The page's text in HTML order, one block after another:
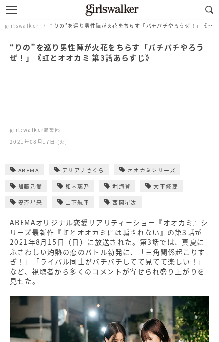
girlswalker “りの”を巡り男性陣が火花をちらす「バチバチやろうぜ！」《虹とオオカミ 第3話あらすじ》
“りの”を巡り男性陣が火花をちらす「バチバチやろう
ぜ！」《虹とオオカミ 第3話あらすじ》
girlswalker編集部
2021年08月17日 (火)
ABEMA アリアナさくら オオカミシリーズ
加藤乃愛 和内璃乃 堀海登 大平修蔵
安斉星来 山下航平 西岡星汰
ABEMAオリジナル恋愛リアリティーショー『オオカミ』シ
リーズ最新作『虹とオオカミには騙されない』の第3話が
2021年8月15日（日）に放送された。第3話では、真夏に
ふさわしい灼熱の恋のバトル勃発に、「三角関係起こりす
ぎ！」「ライバル同士がバチバチしてて見てて楽しい！」
など、視聴者から多くのコメントが寄せられ盛り上がりを
見せた。